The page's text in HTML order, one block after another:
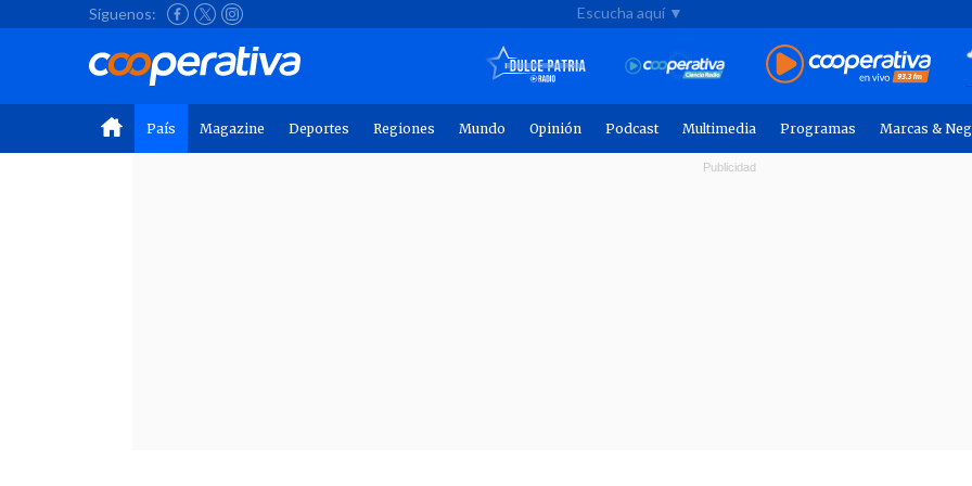
Síguenos: Escucha aquí ▼
País Magazine Deportes Regiones Mundo Opinión Podcast Multimedia Programas Marcas &